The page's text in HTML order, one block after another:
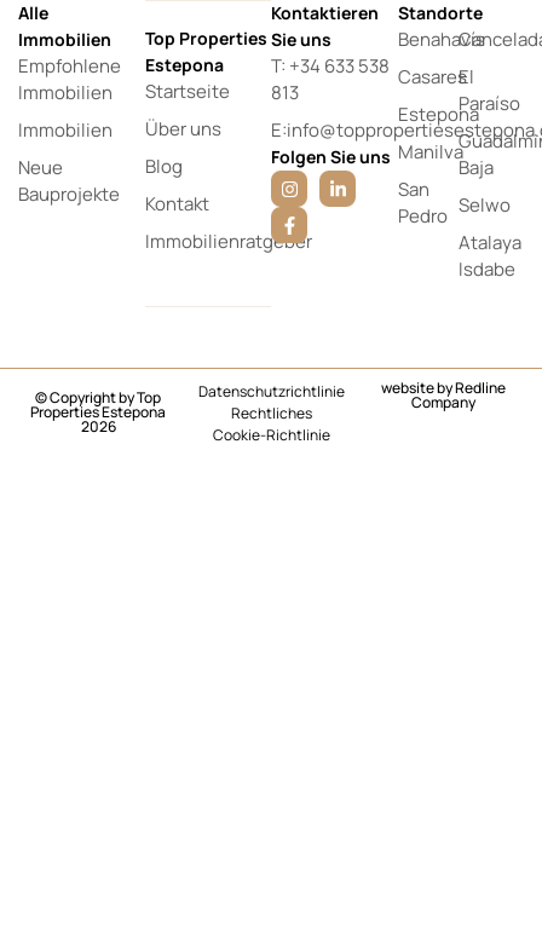
Alle
Immobilien
Empfohlene
Immobilien
Immobilien
Neue
Bauprojekte
Top Properties
Estepona
Startseite
Über uns
Blog
Kontakt
Immobilienratgeber
Standorte
Benahavís
Casares
Estepona
Manilva
San
Pedro
El
Paraíso
Baja
Selwo
Atalaya
Isdabe
Kontaktieren
Sie uns
T: +34 633 538
813
Folgen Sie uns
© Copyright by Top
Properties Estepona
2026
Datenschutzrichtlinie
Rechtliches
Cookie-Richtlinie
website byRedline
Company